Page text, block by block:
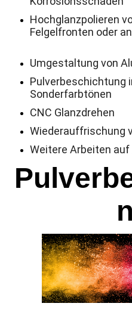
Hochglanzpolieren
Felgelfronten oder
Umgestaltung von
Pulverbeschichtung
Sonderfarbtönen
CNC Glanzdrehen
Wiederauffrischung
Weitere Arbeiten